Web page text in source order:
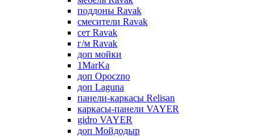
поддоны Ravak
смесители Ravak
сет Ravak
г/м Ravak
доп мойки
1MarKa
доп Opoczno
доп Laguna
панели-каркасы Relisan
каркасы-панели VAYER
gidro VAYER
доп Мойдодыр